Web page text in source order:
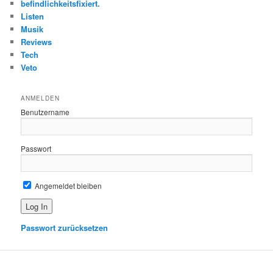
befindlichkeitsfixiert.
Listen
Musik
Reviews
Tech
Veto
ANMELDEN
Benutzername
Passwort
Angemeldet bleiben
Passwort zurücksetzen